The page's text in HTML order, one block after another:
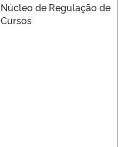
Núcleo de Regulação de
Cursos